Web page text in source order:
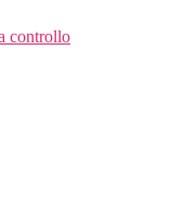
controllo